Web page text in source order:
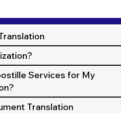
Services for My
Translation